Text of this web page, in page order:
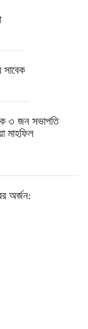
সাবেক
৩ জন সভাপতি
মাহফিল
অর্জন: